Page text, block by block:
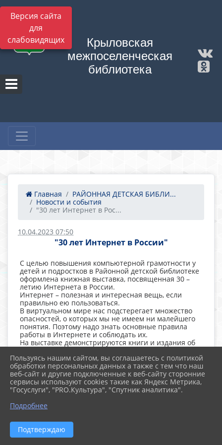
Версия сайта
для
слабовидящих
Крыловская
межпоселенческая
библиотека
Главная
РАЙОННАЯ ДЕТСКАЯ БИБЛИ...
Новости и события
"30 лет Интернет в Рос...
10.04.2023 07:50
"30 лет Интернет в России"
С целью повышения компьютерной грамотности у
детей и подростков в Районной детской библиотеке
оформлена книжная выставка, посвященная 30 –
летию Интернета в России.
Интернет – полезная и интересная вещь, если
правильно ею пользоваться.
В виртуальном мире нас подстерегает множество
опасностей, о которых мы не имеем ни малейшего
понятия. Поэтому надо знать основные правила
работы в Интернете и соблюдать их.
На выставке демонстрируются книги и издания об
компьютером.
Пользуясь нашим сайтом, вы соглашаетесь с политикой
обработки персональных данных а также с тем что наш
веб-сайт и другие подключенные к веб-сайту сторонние
сервисы используют cookies такие как Яндекс Метрика,
"Госуслуги", "PRO.Культура", "Спутник аналитика".
Подробнее
Подтверждаю